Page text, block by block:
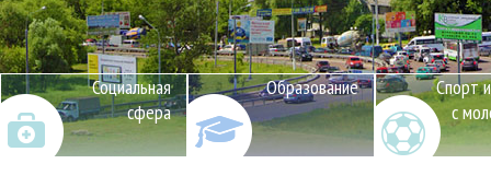
Социальная
сфера
Образование
Спорт
с